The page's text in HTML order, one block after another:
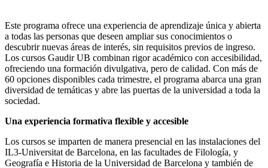
Este programa ofrece una experiencia de aprendizaje única y abierta
a todas las personas que deseen ampliar sus conocimientos o
descubrir nuevas áreas de interés, sin requisitos previos de ingreso.
Los cursos Gaudir UB combinan rigor académico con accesibilidad,
ofreciendo una formación divulgativa, pero de calidad. Con más de
60 opciones disponibles cada trimestre, el programa abarca una gran
diversidad de temáticas y abre las puertas de la universidad a toda la
sociedad.
Una experiencia formativa flexible y accesible
Los cursos se imparten de manera presencial en las instalaciones del
IL3-Universitat de Barcelona, en las facultades de Filología, y
Geografía e Historia de la Universidad de Barcelona y también de